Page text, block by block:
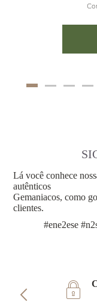
Lá você conhece
autênticos
Gemaniacos, como
clientes.
#ene2ese